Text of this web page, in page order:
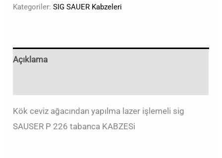
Kategoriler:SIG SAUER Kabzeleri
Açıklama
Kök ceviz ağacından yapılma lazer işlemeli sig
SAUSER P 226 tabanca KABZESi